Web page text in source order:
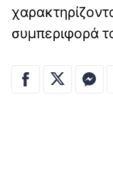
συμπεριφορά